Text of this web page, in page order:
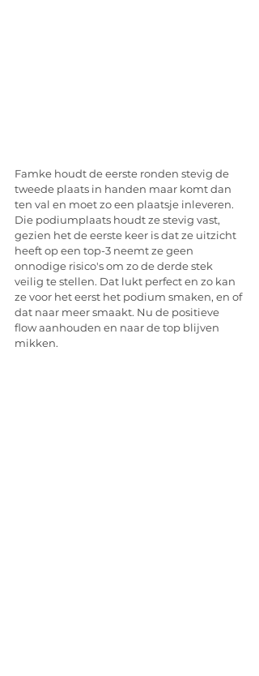
Famke houdt de eerste ronden stevig de
tweede plaats in handen maar komt dan
ten val en moet zo een plaatsje inleveren.
Die podiumplaats houdt ze stevig vast,
gezien het de eerste keer is dat ze uitzicht
heeft op een top-3 neemt ze geen
onnodige risico's om zo de derde stek
veilig te stellen. Dat lukt perfect en zo kan
ze voor het eerst het podium smaken, en of
dat naar meer smaakt. Nu de positieve
flow aanhouden en naar de top blijven
mikken.